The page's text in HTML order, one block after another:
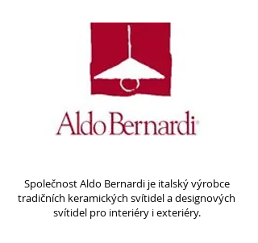
Společnost Aldo Bernardi je italský výrobce
tradičních keramických svítidel adesignových
svítidel pro interiéry i exteriéry.